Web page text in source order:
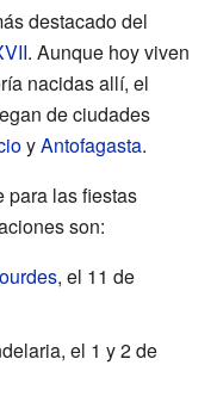
destacado del
. Aunque hoy viven
nacidas allí, el
de ciudades
yAntofagasta.
para las fiestas
son:
, el 11 de
el 1 y 2 de